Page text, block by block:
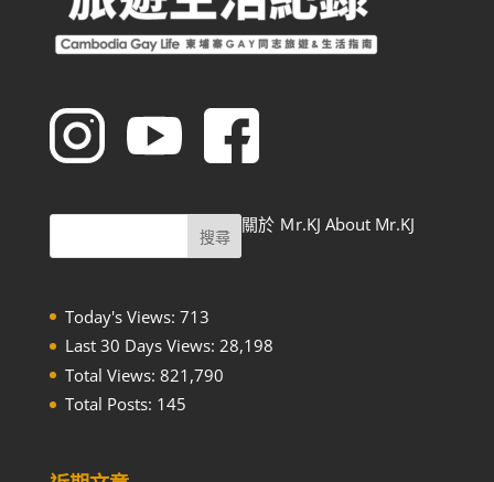
關於 Ｍr.KJ About Mr.KJ
Today's Views: 713
Last 30 Days Views: 28,198
Total Views: 821,790
Total Posts: 145